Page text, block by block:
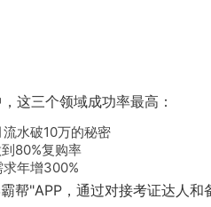
这三个领域成功率最高：
水破10万的秘密
80%复购率
求年增300%
帮"APP，通过对接考证达人